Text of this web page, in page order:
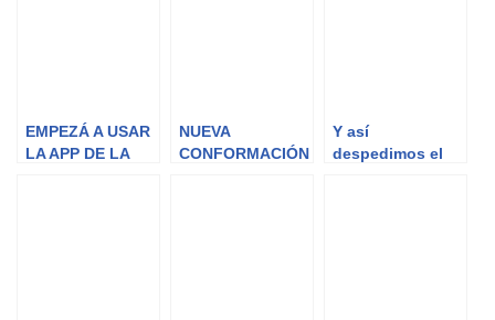
EMPEZÁ A USAR
LA APP DE LA
NUEVA
CONFORMACIÓN
Y así
despedimos el